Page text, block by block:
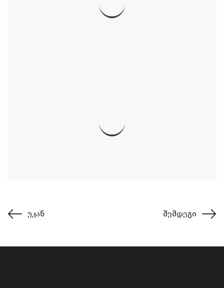
უკან შემდეგი